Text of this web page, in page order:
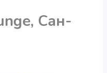
Сан-